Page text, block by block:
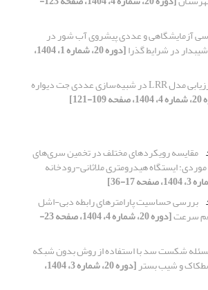
آزمایشگاهی و عددی پیشروی آب شور در
در شرایط گذرا [دوره 20، شماره 1، 1404،
ارزیابی مدل LRR در شبیه‌سازی عددی جت دیواره
121]
مقایسه رویکردهای مختلف در تخمین سری‌های
ایستگاه هیدرومتری ملاثانی-رودخانه
بررسی حساسیت پارامترهای رابطه دبی-اشل
هم سرعت [دوره 20، شماره 4، 1404، صفحه 23-
شکست سد با استفاده از روش بدون شبکه
و شیب بستر [دوره 20، شماره 3، 1404،